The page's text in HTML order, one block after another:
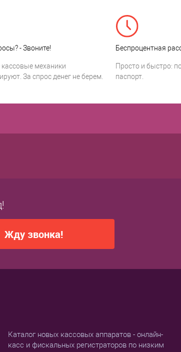
- Звоните!
механики
За спрос денег не берем.
Беспроцентная
Просто и быстро:
паспорт.
Жду звонка!
Каталог новых кассовых аппаратов - онлайн-
касс и фискальных регистраторов по низким